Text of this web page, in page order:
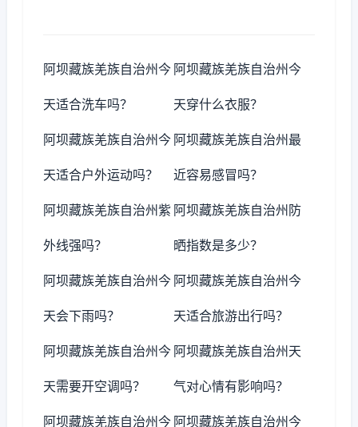
阿坝藏族羌族自治州今
天适合洗车吗？
阿坝藏族羌族自治州今
天穿什么衣服？
阿坝藏族羌族自治州今
天适合户外运动吗？
阿坝藏族羌族自治州最
近容易感冒吗？
阿坝藏族羌族自治州紫
外线强吗？
阿坝藏族羌族自治州防
晒指数是多少？
阿坝藏族羌族自治州今
天会下雨吗？
阿坝藏族羌族自治州今
天适合旅游出行吗？
阿坝藏族羌族自治州今
天需要开空调吗？
阿坝藏族羌族自治州天
气对心情有影响吗？
阿坝藏族羌族自治州今 阿坝藏族羌族自治州今